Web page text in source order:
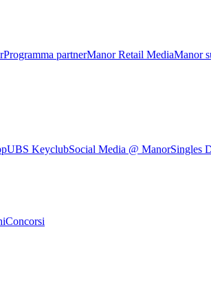
Programma partnerManor Retail MediaManor
UBS KeyclubSocial Media @ ManorSingles
Concorsi